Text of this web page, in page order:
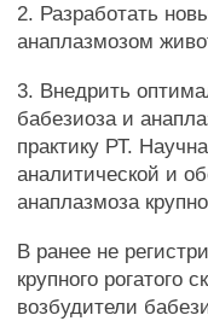
2. Разработать
анаплазмозом
3. Внедрить
бабезиоза и
практику РТ.
аналитической и
анаплазмоза
В ранее не
крупного
возбудители